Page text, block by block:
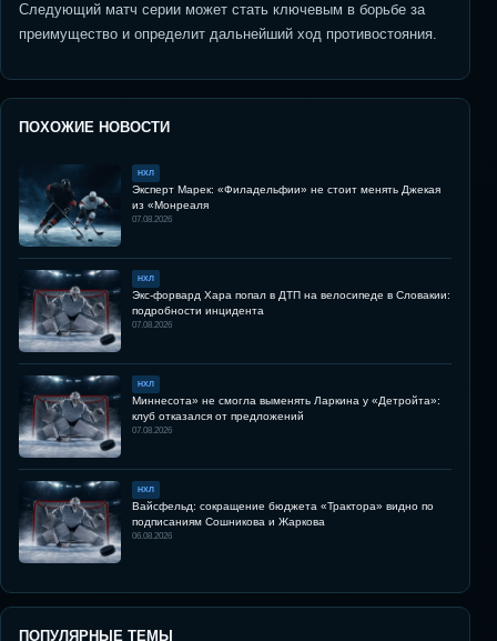
Следующий матч серии может стать ключевым в борьбе за
преимущество и определит дальнейший ход противостояния.
ПОХОЖИЕ НОВОСТИ
НХЛ
Эксперт Марек: «Филадельфии» не стоит менять Джекая
из «Монреаля
07.08.2026
НХЛ
Экс-форвард Хара попал в ДТП на велосипеде в Словакии:
подробности инцидента
07.08.2026
НХЛ
Миннесота» не смогла выменять Ларкина у «Детройта»:
клуб отказался от предложений
07.08.2026
НХЛ
Вайсфельд: сокращение бюджета «Трактора» видно по
подписаниям Сошникова и Жаркова
06.08.2026
ПОПУЛЯРНЫЕ ТЕМЫ